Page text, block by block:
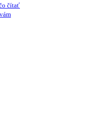
čítať